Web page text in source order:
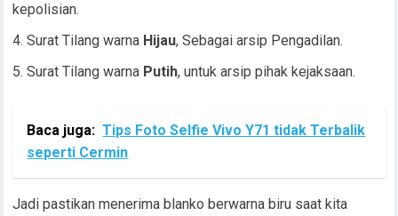
kepolisian.
Surat Tilang warna Hijau, Sebagai arsip Pengadilan.
Surat Tilang warna Putih, untuk arsip pihak kejaksaan.
Baca juga: Tips Foto Selfie Vivo Y71 tidak Terbalik
seperti Cermin
Jadi pastikan menerima blanko berwarna biru saat kita